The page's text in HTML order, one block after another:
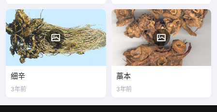
细辛
3年前
藁本
3年前